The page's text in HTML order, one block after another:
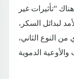
"تأثيرات غير
لبدائل السكر،
النوع الثاني،